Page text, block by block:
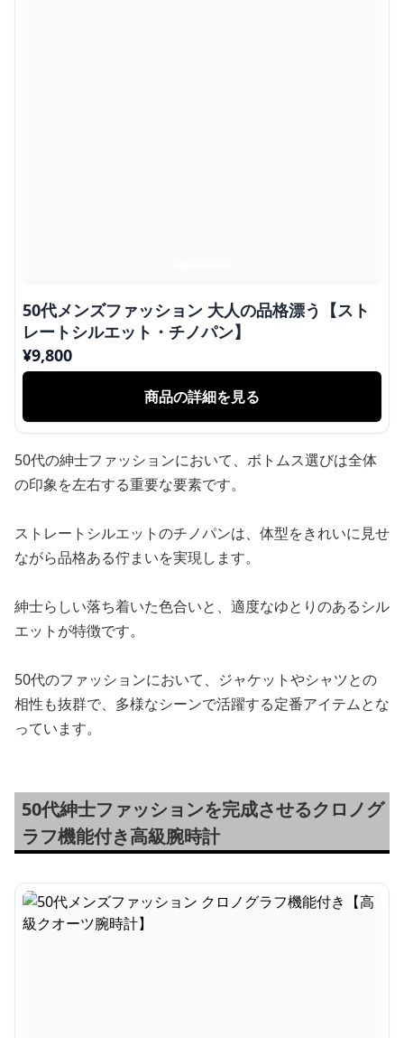
50代メンズファッション 大人の品格漂う【スト
レートシルエット・チノパン】
¥9,800
商品の詳細を見る
50代の紳士ファッションにおいて、ボトムス選びは全体
の印象を左右する重要な要素です。
ストレートシルエットのチノパンは、体型をきれいに見せ
ながら品格ある佇まいを実現します。
紳士らしい落ち着いた色合いと、適度なゆとりのあるシル
エットが特徴です。
50代のファッションにおいて、ジャケットやシャツとの
相性も抜群で、多様なシーンで活躍する定番アイテムとな
っています。
50代紳士ファッションを完成させるクロノグ
ラフ機能付き高級腕時計